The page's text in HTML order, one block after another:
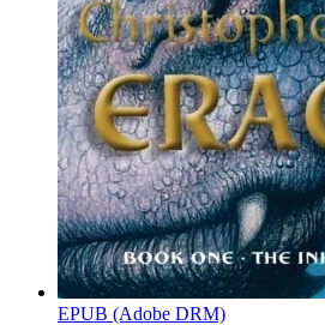
EPUB (Adobe DRM)